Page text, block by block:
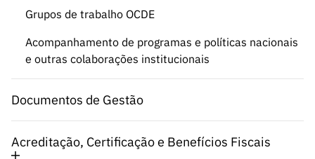
Grupos de trabalho OCDE
Acompanhamento de programas e políticas nacionais
e outras colaborações institucionais
Documentos de Gestão
Acreditação, Certificação e Benefícios Fiscais